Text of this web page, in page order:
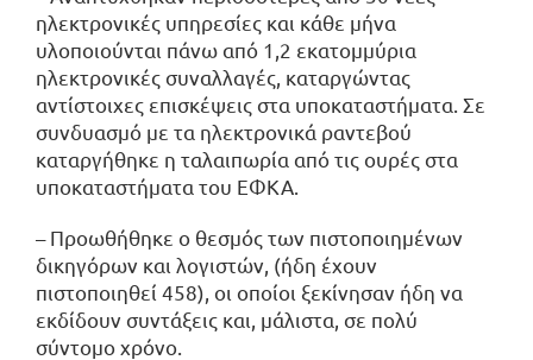
ηλεκτρονικές υπηρεσίες και κάθε μήνα
υλοποιούνται πάνω από 1,2 εκατομμύρια
ηλεκτρονικές συναλλαγές, καταργώντας
αντίστοιχες επισκέψεις στα υποκαταστήματα. Σε
συνδυασμό με τα ηλεκτρονικά ραντεβού
καταργήθηκε η ταλαιπωρία από τις ουρές στα
υποκαταστήματα του ΕΦΚΑ.
– Προωθήθηκε ο θεσμός των πιστοποιημένων
δικηγόρων και λογιστών, (ήδη έχουν
πιστοποιηθεί 458), οι οποίοι ξεκίνησαν ήδη να
εκδίδουν συντάξεις και, μάλιστα, σε πολύ
σύντομο χρόνο.